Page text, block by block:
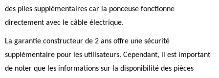
des piles supplémentaires car la ponceuse fonctionne
directement avec le câble électrique.
La garantie constructeur de 2 ans offre une sécurité
supplémentaire pour les utilisateurs. Cependant, il est important
de noter que les informations sur la disponibilité des pièces